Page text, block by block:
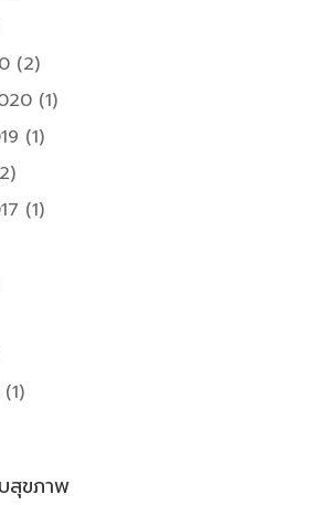
(2)
(1)
(1)
(1)
สุขภาพ